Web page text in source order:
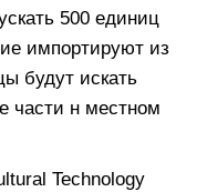
500 единиц
импортируют из
будут искать
части н местном
Technology